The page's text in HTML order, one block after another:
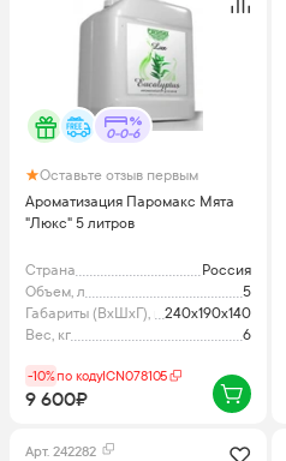
0-0-6
Оставьте отзыв первым
Ароматизация Паромакс Мята
"Люкс" 5 литров
Страна
Россия
Объем, л
5
Габариты (ВхШхГ), мм240x190x140
Вес, кг
6
-10%по кодуICN078105
9 600₽
Арт. 242282